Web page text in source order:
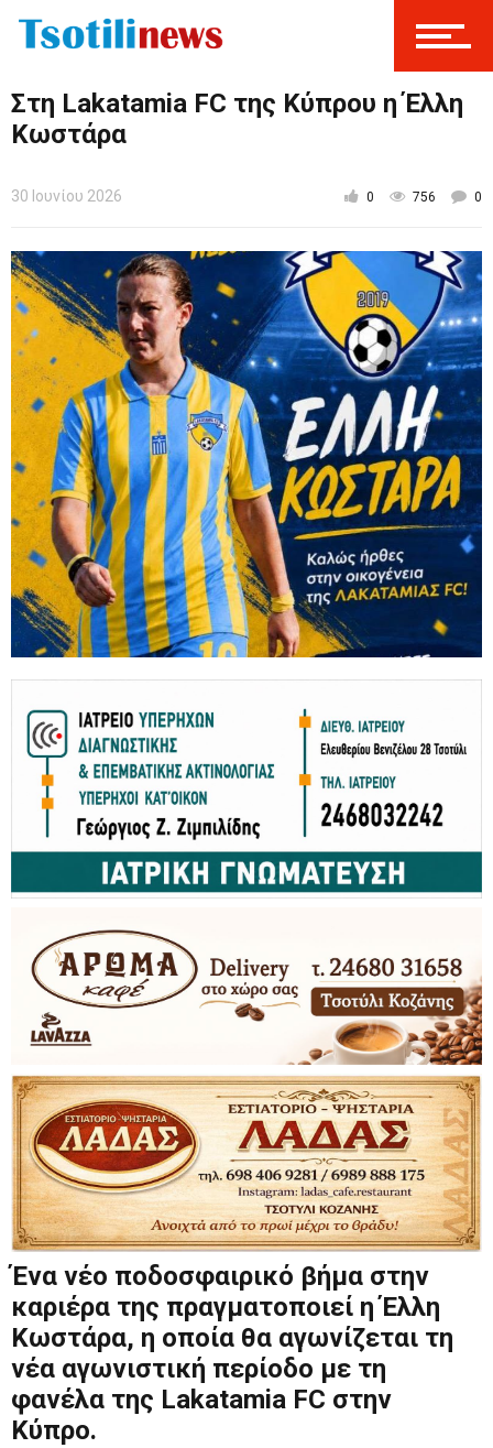
Στη Lakatamia FC της Κύπρου η Έλλη
Κωστάρα
30 Ιουνίου 2026 0 756 0
Ένα νέο ποδοσφαιρικό βήμα στην
καριέρα της πραγματοποιεί η Έλλη
Κωστάρα, η οποία θα αγωνίζεται τη
νέα αγωνιστική περίοδο με τη
φανέλα της Lakatamia FC στην
Κύπρο.